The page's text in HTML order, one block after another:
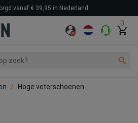
0
vanaf € 39,95 in Nederland
Hoge veterschoenen